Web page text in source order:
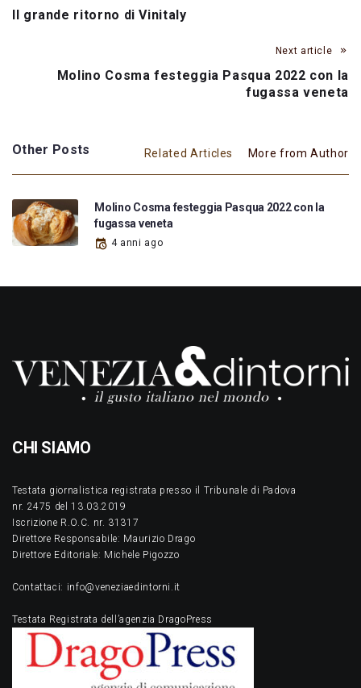
Il grande ritorno di Vinitaly
Next article
Molino Cosma festeggia Pasqua 2022 con la
fugassa veneta
Other Posts Related Articles More from Author
Molino Cosma festeggia Pasqua 2022 con la
fugassa veneta
4 anni ago
CHI SIAMO
Testata giornalistica registrata presso il Tribunale di Padova
nr. 2475 del 13.03.2019
Iscrizione R.O.C. nr. 31317
Direttore Responsabile: Maurizio Drago
Direttore Editoriale: Michele Pigozzo
Contattaci: info@veneziaedintorni.it
Testata Registrata dell’agenzia DragoPress